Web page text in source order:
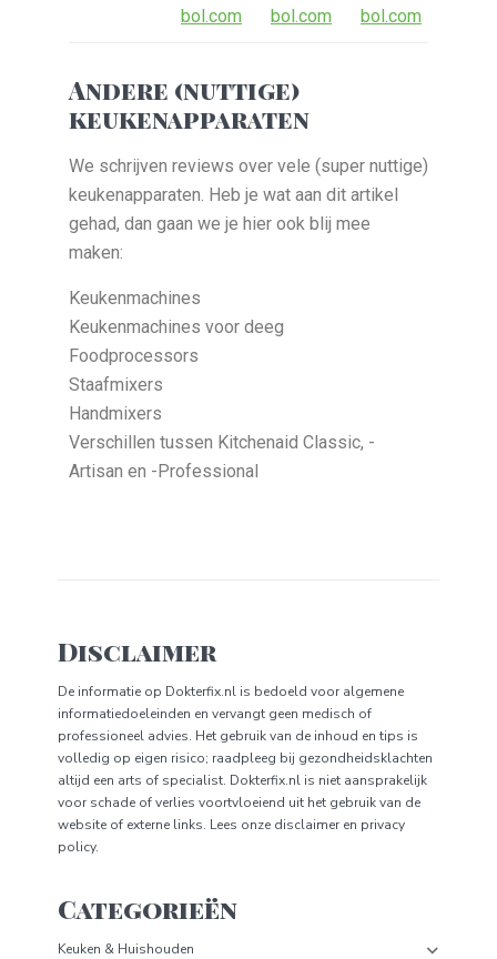
bol.com
bol.com
bol.com
Andere (nuttige)
keukenapparaten
We schrijven reviews over vele (super nuttige)
keukenapparaten. Heb je wat aan dit artikel
gehad, dan gaan we je hier ook blij mee
maken:
Keukenmachines
Keukenmachines voor deeg
Foodprocessors
Staafmixers
Handmixers
Verschillen tussen Kitchenaid Classic, -
Artisan en -Professional
Disclaimer
De informatie op Dokterfix.nl is bedoeld voor algemene
informatiedoeleinden en vervangt geen medisch of
professioneel advies. Het gebruik van de inhoud en tips is
volledig op eigen risico; raadpleeg bij gezondheidsklachten
altijd een arts of specialist. Dokterfix.nl is niet aansprakelijk
voor schade of verlies voortvloeiend uit het gebruik van de
website of externe links. Lees onze disclaimer en privacy
policy.
Categorieën
Keuken & Huishouden